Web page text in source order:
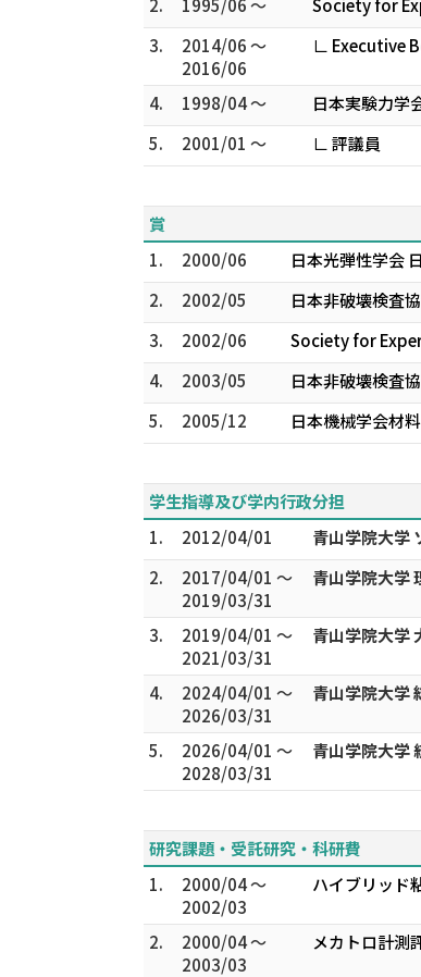
2.
1995/06 ～
Society for
3.
2014/06 ～
2016/06
∟ Executive
4. 1998/04 ～
日本実験力学
5.
2001/01 ～
∟ 評議員
賞
1.
2000/06
日本光弾性学会
2.
2002/05
日本非破壊検査
3.
2002/06
Society for
4.
2003/05
日本非破壊検査
5.
2005/12
日本機械学会材
学生指導及び学内行政分担
1.
2012/04/01
青山学院大学
2.
2017/04/01 ～
2019/03/31
青山学院大学
3.
2019/04/01 ～
2021/03/31
青山学院大学
4.
2024/04/01 ～
2026/03/31
青山学院大学
5.
2026/04/01 ～
2028/03/31
青山学院大学
研究課題・受託研究・科研費
1.
2000/04 ～
2002/03
ハイブリッド
2.
2000/04 ～
2003/03
メカトロ計測